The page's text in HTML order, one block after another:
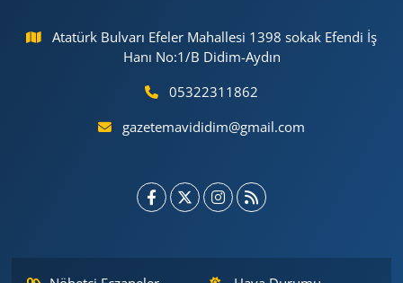
Atatürk Bulvarı Efeler Mahallesi 1398 sokak Efendi İş
Hanı No:1/B Didim-Aydın
05322311862
gazetemavididim@gmail.com